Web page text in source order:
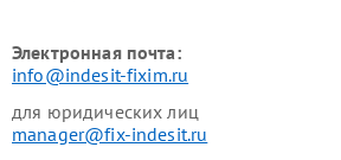
Электронная почта:
info@indesit-fixim.ru
для юридических лиц
manager@fix-indesit.ru